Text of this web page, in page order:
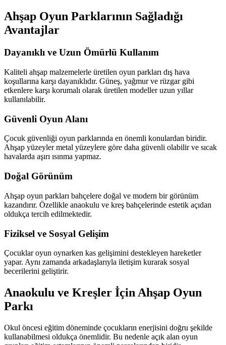
Ahşap Oyun Parklarının Sağladığı
Avantajlar
Dayanıklı ve Uzun Ömürlü Kullanım
Kaliteli ahşap malzemelerle üretilen oyun parkları dış hava
koşullarına karşı dayanıklıdır. Güneş, yağmur ve rüzgar gibi
etkenlere karşı korumalı olarak üretilen modeller uzun yıllar
kullanılabilir.
Güvenli Oyun Alanı
Çocuk güvenliği oyun parklarında en önemli konulardan biridir.
Ahşap yüzeyler metal yüzeylere göre daha güvenli olabilir ve sıcak
havalarda aşırı ısınma yapmaz.
Doğal Görünüm
Ahşap oyun parkları bahçelere doğal ve modern bir görünüm
kazandırır. Özellikle anaokulu ve kreş bahçelerinde estetik açıdan
oldukça tercih edilmektedir.
Fiziksel ve Sosyal Gelişim
Çocuklar oyun oynarken kas gelişimini destekleyen hareketler
yapar. Aynı zamanda arkadaşlarıyla iletişim kurarak sosyal
becerilerini geliştirir.
Anaokulu ve Kreşler İçin Ahşap Oyun
Parkı
Okul öncesi eğitim döneminde çocukların enerjisini doğru şekilde
kullanabilmesi oldukça önemlidir. Bu nedenle açık alan oyun